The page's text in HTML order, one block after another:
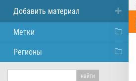
Добавить материал
Метки
Регионы